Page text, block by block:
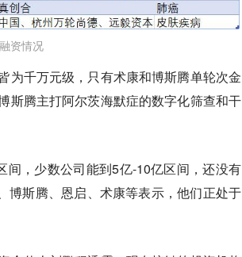
资情况
为千万元级，只有术康和博斯腾单轮次金
斯腾主打阿尔茨海默症的数字化筛查和干
，少数公司能到5亿-10亿区间，还没有
博斯腾、恩启、术康等表示，他们正处于